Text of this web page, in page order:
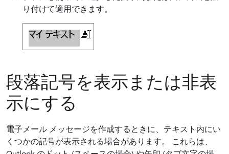
り付けて適用できます。
段落記号を表示または非表
示にする
電子メール メッセージを作成するときに、テキスト内にい
くつかの記号が表示される場合があります。 これらは、